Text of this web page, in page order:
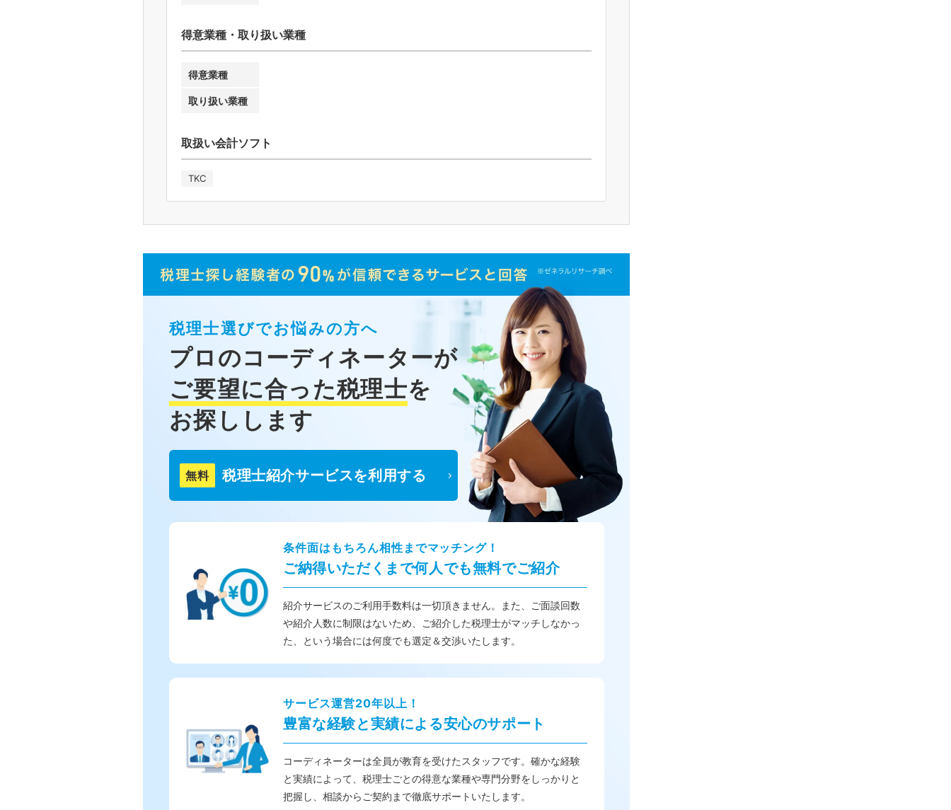
得意業種・取り扱い業種
得意業種
取り扱い業種
取扱い会計ソフト
TKC
税理士選びでお悩みの方へ
プロのコーディネーターが
ご要望に合った税理士を
お探しします
無料 税理士紹介サービスを利用する
条件面はもちろん相性までマッチング！
ご納得いただくまで何人でも無料でご紹介
紹介サービスのご利用手数料は一切頂きません。また、ご面談回数
や紹介人数に制限はないため、ご紹介した税理士がマッチしなかっ
た、という場合には何度でも選定＆交渉いたします。
サービス運営20年以上！
豊富な経験と実績による安心のサポート
コーディネーターは全員が教育を受けたスタッフです。確かな経験
と実績によって、税理士ごとの得意な業種や専門分野をしっかりと
把握し、相談からご契約まで徹底サポートいたします。